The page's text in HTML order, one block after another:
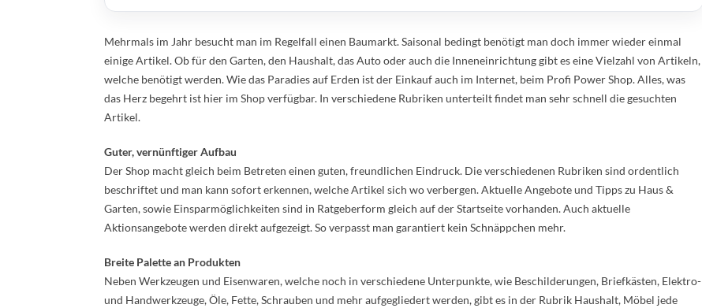
Mehrmals im Jahr besucht man im Regelfall einen Baumarkt. Saisonal bedingt benötigt man doch immer wieder einmal
einige Artikel. Ob für den Garten, den Haushalt, das Auto oder auch die Inneneinrichtung gibt es eine Vielzahl von Artikeln,
welche benötigt werden. Wie das Paradies auf Erden ist der Einkauf auch im Internet, beim Profi Power Shop. Alles, was
das Herz begehrt ist hier im Shop verfügbar. In verschiedene Rubriken unterteilt findet man sehr schnell die gesuchten
Artikel.
Guter, vernünftiger Aufbau
Der Shop macht gleich beim Betreten einen guten, freundlichen Eindruck. Die verschiedenen Rubriken sind ordentlich
beschriftet und man kann sofort erkennen, welche Artikel sich wo verbergen. Aktuelle Angebote und Tipps zu Haus &
Garten, sowie Einsparmöglichkeiten sind in Ratgeberform gleich auf der Startseite vorhanden. Auch aktuelle
Aktionsangebote werden direkt aufgezeigt. So verpasst man garantiert kein Schnäppchen mehr.
Breite Palette an Produkten
Neben Werkzeugen und Eisenwaren, welche noch in verschiedene Unterpunkte, wie Beschilderungen, Briefkästen, Elektro-
und Handwerkzeuge, Öle, Fette, Schrauben und mehr aufgegliedert werden, gibt es in der Rubrik Haushalt, Möbel jede